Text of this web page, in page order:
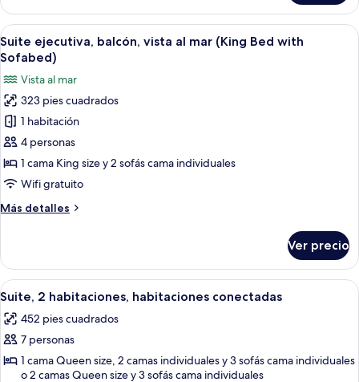
junior
(Quadruple)
Abrir
todas
fotos
de
Suite
ejecutiva,
balcón,
vista
mar
with
Sofabed)
Ropa de cama de alta calidad y
5
Suite ejecutiva, balcón, vista al mar (King Bed with
Sofabed)
Vista al mar
323 pies cuadrados
1 habitación
4 personas
1 cama King size y 2 sofás cama individuales
Wifi gratuito
Más detalles
Más
ejecutiva,
balcón,
vista
mar
(King
with
Ver precio
Abrir
todas
las
fotos
de
Ropa de cama de alta calidad y
8
Suite, 2 habitaciones, habitaciones conectadas
452 pies cuadrados
7 personas
1 cama Queen size, 2 camas individuales y 3 sofás cama individuales
o 2 camas Queen size y 3 sofás cama individuales